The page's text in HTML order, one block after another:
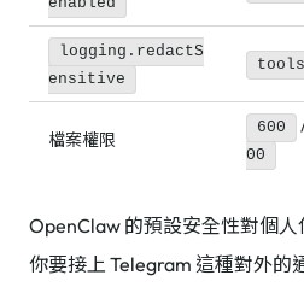
enabled
logging.redactS
ensitive
tools
檔案權限
600
00
OpenClaw 的預設安全性對個
你要接上 Telegram 這種對外的